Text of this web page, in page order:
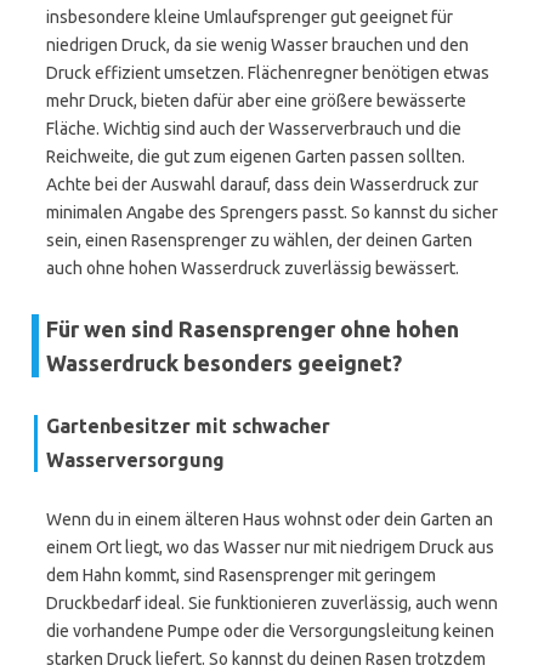
insbesondere kleine Umlaufsprenger gut geeignet für
niedrigen Druck, da sie wenig Wasser brauchen und den
Druck effizient umsetzen. Flächenregner benötigen etwas
mehr Druck, bieten dafür aber eine größere bewässerte
Fläche. Wichtig sind auch der Wasserverbrauch und die
Reichweite, die gut zum eigenen Garten passen sollten.
Achte bei der Auswahl darauf, dass dein Wasserdruck zur
minimalen Angabe des Sprengers passt. So kannst du sicher
sein, einen Rasensprenger zu wählen, der deinen Garten
auch ohne hohen Wasserdruck zuverlässig bewässert.
Für wen sind Rasensprenger ohne hohen
Wasserdruck besonders geeignet?
Gartenbesitzer mit schwacher
Wasserversorgung
Wenn du in einem älteren Haus wohnst oder dein Garten an
einem Ort liegt, wo das Wasser nur mit niedrigem Druck aus
dem Hahn kommt, sind Rasensprenger mit geringem
Druckbedarf ideal. Sie funktionieren zuverlässig, auch wenn
die vorhandene Pumpe oder die Versorgungsleitung keinen
starken Druck liefert. So kannst du deinen Rasen trotzdem